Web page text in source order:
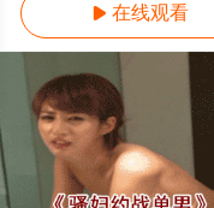
 在线观看